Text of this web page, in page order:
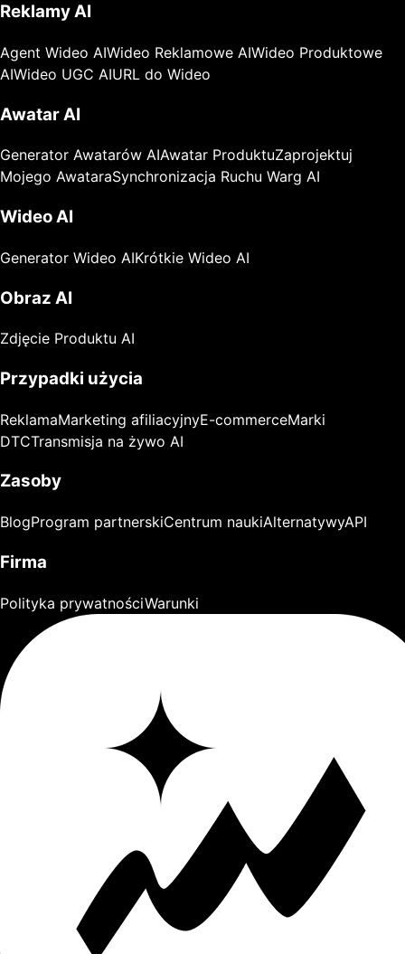
Reklamy AI
Agent Wideo AIWideo Reklamowe AIWideo Produktowe
AIWideo UGC AIURL do Wideo
Awatar AI
Generator Awatarów AIAwatar ProduktuZaprojektuj
Mojego AwataraSynchronizacja Ruchu Warg AI
Wideo AI
Generator Wideo AIKrótkie Wideo AI
Obraz AI
Zdjęcie Produktu AI
Przypadki użycia
ReklamaMarketing afiliacyjnyE-commerceMarki
DTCTransmisja na żywo AI
Zasoby
BlogProgram partnerskiCentrum naukiAlternatywyAPI
Firma
Polityka prywatnościWarunki